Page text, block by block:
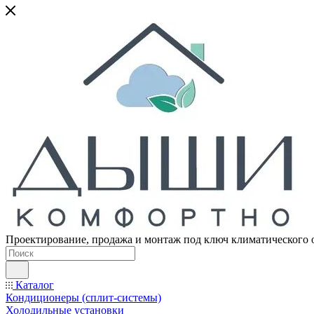
Проектирование, продажа и монтаж под ключ климатического
Каталог
Кондиционеры (сплит-системы)
Холодильные установки